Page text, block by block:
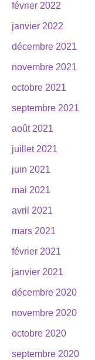
février 2022
janvier 2022
décembre 2021
novembre 2021
octobre 2021
septembre 2021
août 2021
juillet 2021
juin 2021
mai 2021
avril 2021
mars 2021
février 2021
janvier 2021
décembre 2020
novembre 2020
octobre 2020
septembre 2020